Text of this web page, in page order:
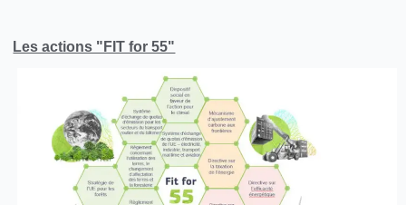
Les actions "FIT for 55"